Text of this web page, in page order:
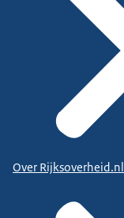
Over Rijksoverheid.nl